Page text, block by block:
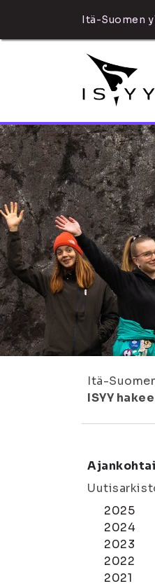
Itä-Suomen
Itä-
ISYY
2025
2024
2023
2022
2021